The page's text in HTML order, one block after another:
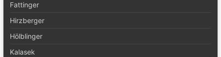
Fattinger
Hirzberger
Hölblinger
Kalasek